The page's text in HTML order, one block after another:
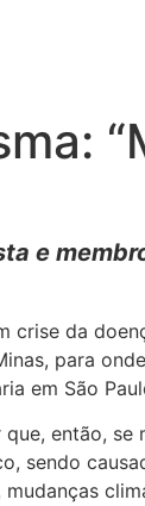
e
da
para
em São
então,
sendo